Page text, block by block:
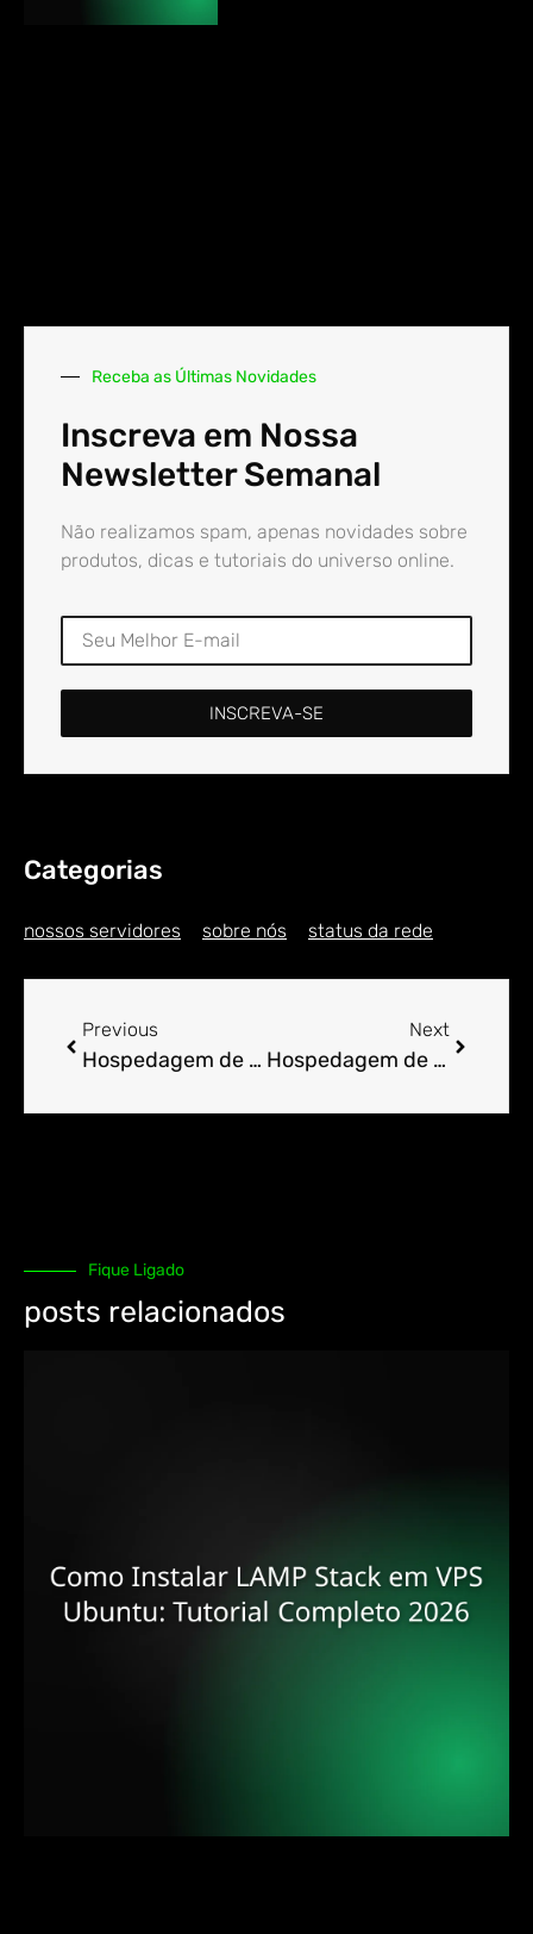
Receba as Últimas Novidades
Inscreva em Nossa
Newsletter Semanal
Não realizamos spam, apenas novidades sobre
produtos, dicas e tutoriais do universo online.
INSCREVA-SE
Categorias
nossos servidores sobre nós status da rede
Previous
Hospedagem de Sites para Engenheiro em Agrovila Presidente Médici
Next
Hospedagem de Sites para Engenheiro em Agrovila São Pedro
Fique Ligado
posts relacionados